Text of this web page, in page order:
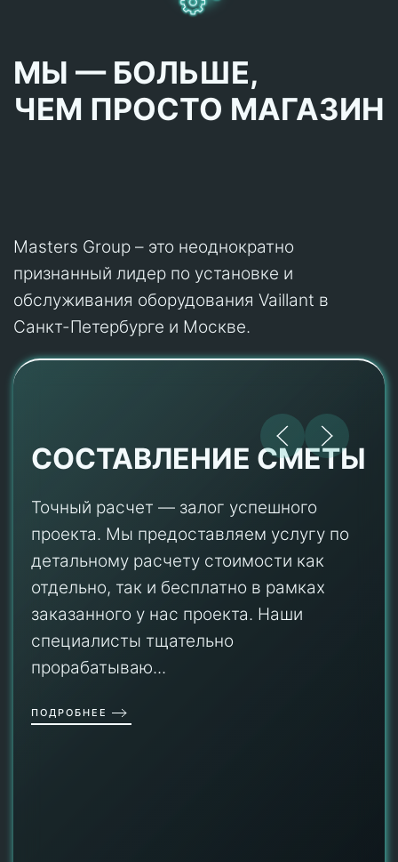
МЫ — БОЛЬШЕ,
ЧЕМ ПРОСТО МАГАЗИН
Masters Group – это неоднократно
признанный лидер по установке и
обслуживания оборудования Vaillant в
Санкт-Петербурге и Москве.
СОСТАВЛЕНИЕ СМЕТЫ
Точный расчет — залог успешного
проекта. Мы предоставляем услугу по
детальному расчету стоимости как
отдельно, так и бесплатно в рамках
заказанного у нас проекта. Наши
специалисты тщательно
прорабатываю...
ПОДРОБНЕЕ